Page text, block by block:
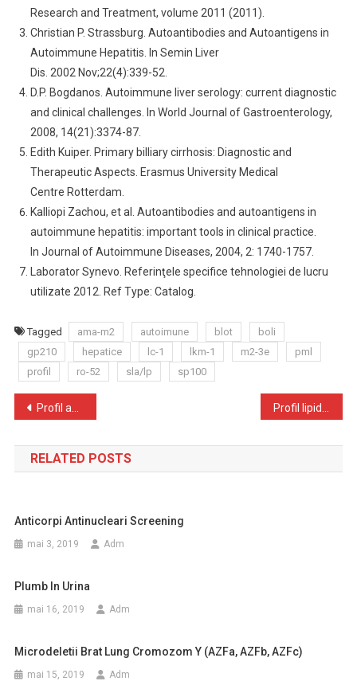
Research and Treatment, volume 2011 (2011).
Christian P. Strassburg. Autoantibodies and Autoantigens in
Autoimmune Hepatitis. In Semin Liver
Dis. 2002 Nov;22(4):339-52.
D.P. Bogdanos. Autoimmune liver serology: current diagnostic
and clinical challenges. In World Journal of Gastroenterology,
2008, 14(21):3374-87.
Edith Kuiper. Primary billiary cirrhosis: Diagnostic and
Therapeutic Aspects. Erasmus University Medical
Centre Rotterdam.
Kalliopi Zachou, et al. Autoantibodies and autoantigens in
autoimmune hepatitis: important tools in clinical practice.
In Journal of Autoimmune Diseases, 2004, 2: 1740-1757.
Laborator Synevo. Referinţele specifice tehnologiei de lucru
utilizate 2012. Ref Type: Catalog.
Tagged ama-m2 autoimune blot
boli
gp210
hepatice lc-1 lkm-1 m2-3e
pml
profil
ro-52 sla/lp sp100
Navigare
în
articole
Profil anticorpi antineuronali-Blot (Amfifizină, CV2, PNMA2 (Ma2/Ta), Ri, Yo, Hu, Recoverin, SOX1)
RELATED POSTS
Anticorpi Antinucleari Screening
mai 3, 2019 Adm
Plumb In Urina
mai 16, 2019 Adm
Microdeletii Brat Lung Cromozom Y (AZFa, AZFb, AZFc)
mai 15, 2019 Adm